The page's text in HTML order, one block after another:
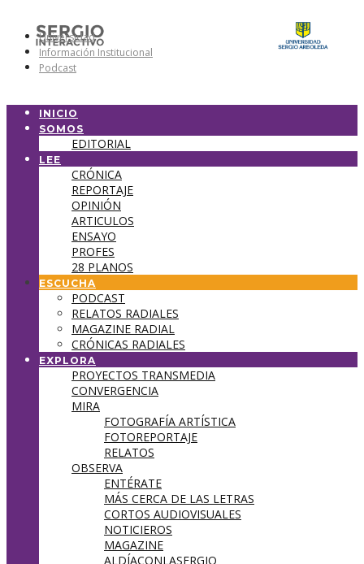
Universidad
Información Institucional
Podcast
INICIO
SOMOS
EDITORIAL
LEE
CRÓNICA
REPORTAJE
OPINIÓN
ARTICULOS
ENSAYO
PROFES
28 PLANOS
ESCUCHA
PODCAST
RELATOS RADIALES
MAGAZINE RADIAL
CRÓNICAS RADIALES
EXPLORA
PROYECTOS TRANSMEDIA
CONVERGENCIA
MIRA
FOTOGRAFÍA ARTÍSTICA
FOTOREPORTAJE
RELATOS
OBSERVA
ENTÉRATE
MÁS CERCA DE LAS LETRAS
CORTOS AUDIOVISUALES
NOTICIEROS
MAGAZINE
ALDÍACONLASERGIO